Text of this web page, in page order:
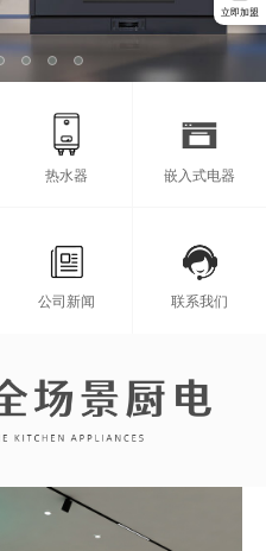
热水器 嵌入式电器
公司新闻 联系我们
立即加盟